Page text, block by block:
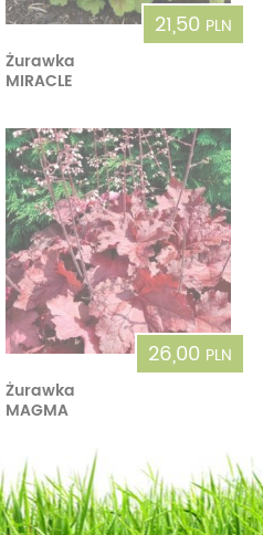
21,50 PLN
Żurawka
MIRACLE
26,00 PLN
Żurawka
MAGMA